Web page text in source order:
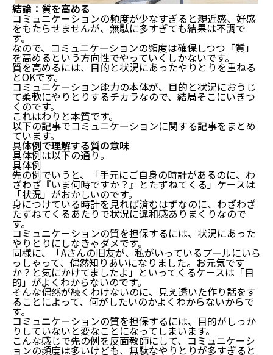
結論：質を高める
コミュニケーションの頻度が少なすぎると親近感、好感
をもたらせませんが、無駄に多すぎても結果は不調で
す。
なので、コミュニケーションの頻度は確保しつつ「質」
を高めるという方向性でやっていくしかないです。
質を高めるには、目的と状況にあったやりとりを重ねる
とOKです。
コミュニケーション能力の本体が、目的と状況におうじ
て柔軟にやりとりするチカラなので、結局そこにいきつ
くのです。
これはわりと本質です。
以下の記事でコミュニケーションに関する記事をまとめ
ています。
具体例で理解する質の意味
具体例は以下の通り。
具体例
先の例でいうと、「手元にご自身の時計があるのに、わ
ざわざ『いま何時ですか？』とたずねてくる」ケースは
「状況」がおかしいのです。
身につけている時計を見れば済むはずなのに、わざわざ
たずねてくるあたりで状況に違和感ありまくりなので
す。
コミュニケーションの質を担保するには、状況にあった
やりとりにしなきゃダメです。
同様に、「Aさんの旧友が、私がいっているプールにいら
っしゃって、偶然知りあいになりました。お元気です
か？と気にかけてましたよ」といってくるケースは「目
的」がよくわからないのです。
そんな偶然が続くわけないのに、見え透いた作り話をす
ることによって、何がしたいのかよくわからないからで
す。
コミュニケーションの質を担保するには、目的がしっか
りしていないと変なことになってしまいます。
こんな感じで先の例を反面教師にして、コミュニケーシ
ョンの頻度は多いけども、無駄なやりとりが多すぎると